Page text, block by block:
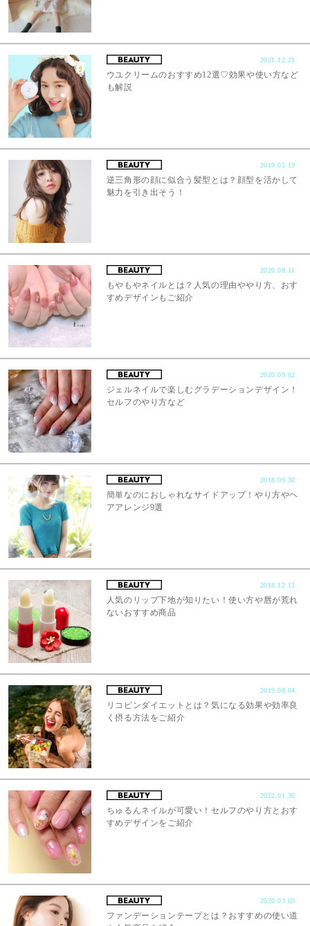
2021.12.21
ウユクリームのおすすめ12選♡効果や使い方など
も解説
2019.05.19
逆三角形の顔に似合う髪型とは？顔型を活かして
魅力を引き出そう！
2020.08.11
もやもやネイルとは？人気の理由ややり方、おす
すめデザインもご紹介
2020.09.02
ジェルネイルで楽しむグラデーションデザイン！
セルフのやり方など
2018.09.30
簡単なのにおしゃれなサイドアップ！やり方やヘ
アアレンジ9選
2018.12.12
人気のリップ下地が知りたい！使い方や唇が荒れ
ないおすすめ商品
2019.08.04
リコピンダイエットとは？気になる効果や効率良
く摂る方法をご紹介
2022.01.30
ちゅるんネイルが可愛い！セルフのやり方とおす
すめデザインをご紹介
2020.03.09
ファンデーションテープとは？おすすめの使い道